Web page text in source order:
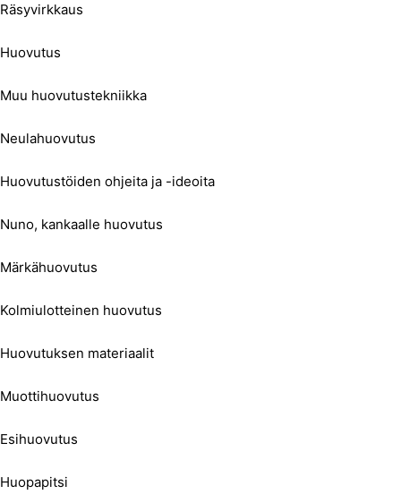
Räsyvirkkaus
Huovutus
Muu huovutustekniikka
Neulahuovutus
Huovutustöiden ohjeita ja -ideoita
Nuno, kankaalle huovutus
Märkähuovutus
Kolmiulotteinen huovutus
Huovutuksen materiaalit
Muottihuovutus
Esihuovutus
Huopapitsi